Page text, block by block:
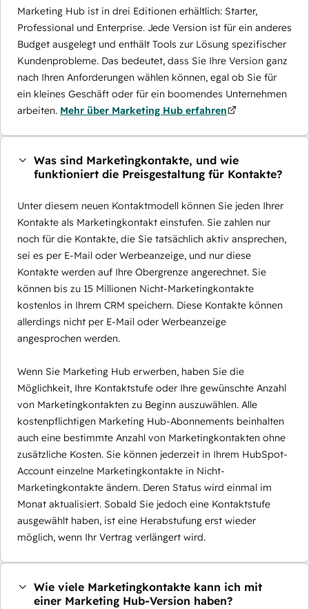
Marketing Hub ist in drei Editionen erhältlich: Starter,
Professional und Enterprise. Jede Version ist für ein anderes
Budget ausgelegt und enthält Tools zur Lösung spezifischer
Kundenprobleme. Das bedeutet, dass Sie Ihre Version ganz
nach Ihren Anforderungen wählen können, egal ob Sie für
ein kleines Geschäft oder für ein boomendes Unternehmen
arbeiten. Mehr über Marketing Hub erfahren
Was sind Marketingkontakte, und wie
funktioniert die Preisgestaltung für Kontakte?
Unter diesem neuen Kontaktmodell können Sie jeden Ihrer
Kontakte als Marketingkontakt einstufen. Sie zahlen nur
noch für die Kontakte, die Sie tatsächlich aktiv ansprechen,
sei es per E-Mail oder Werbeanzeige, und nur diese
Kontakte werden auf Ihre Obergrenze angerechnet. Sie
können bis zu 15 Millionen Nicht-Marketingkontakte
kostenlos in Ihrem CRM speichern. Diese Kontakte können
allerdings nicht per E-Mail oder Werbeanzeige
angesprochen werden.
Wenn Sie Marketing Hub erwerben, haben Sie die
Möglichkeit, Ihre Kontaktstufe oder Ihre gewünschte Anzahl
von Marketingkontakten zu Beginn auszuwählen. Alle
kostenpflichtigen Marketing Hub-Abonnements beinhalten
auch eine bestimmte Anzahl von Marketingkontakten ohne
zusätzliche Kosten. Sie können jederzeit in Ihrem HubSpot-
Account einzelne Marketingkontakte in Nicht-
Marketingkontakte ändern. Deren Status wird einmal im
Monat aktualisiert. Sobald Sie jedoch eine Kontaktstufe
ausgewählt haben, ist eine Herabstufung erst wieder
möglich, wenn Ihr Vertrag verlängert wird.
Wie viele Marketingkontakte kann ich mit
einer Marketing Hub-Version haben?